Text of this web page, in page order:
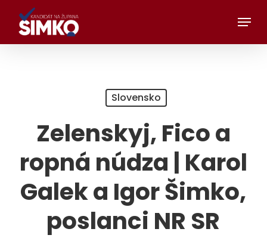
Preskočiť
hlavný
obsah
Menu
Slovensko
Zelenskyj, Fico a
ropná núdza | Karol
Galek a Igor Šimko,
poslanci NR SR